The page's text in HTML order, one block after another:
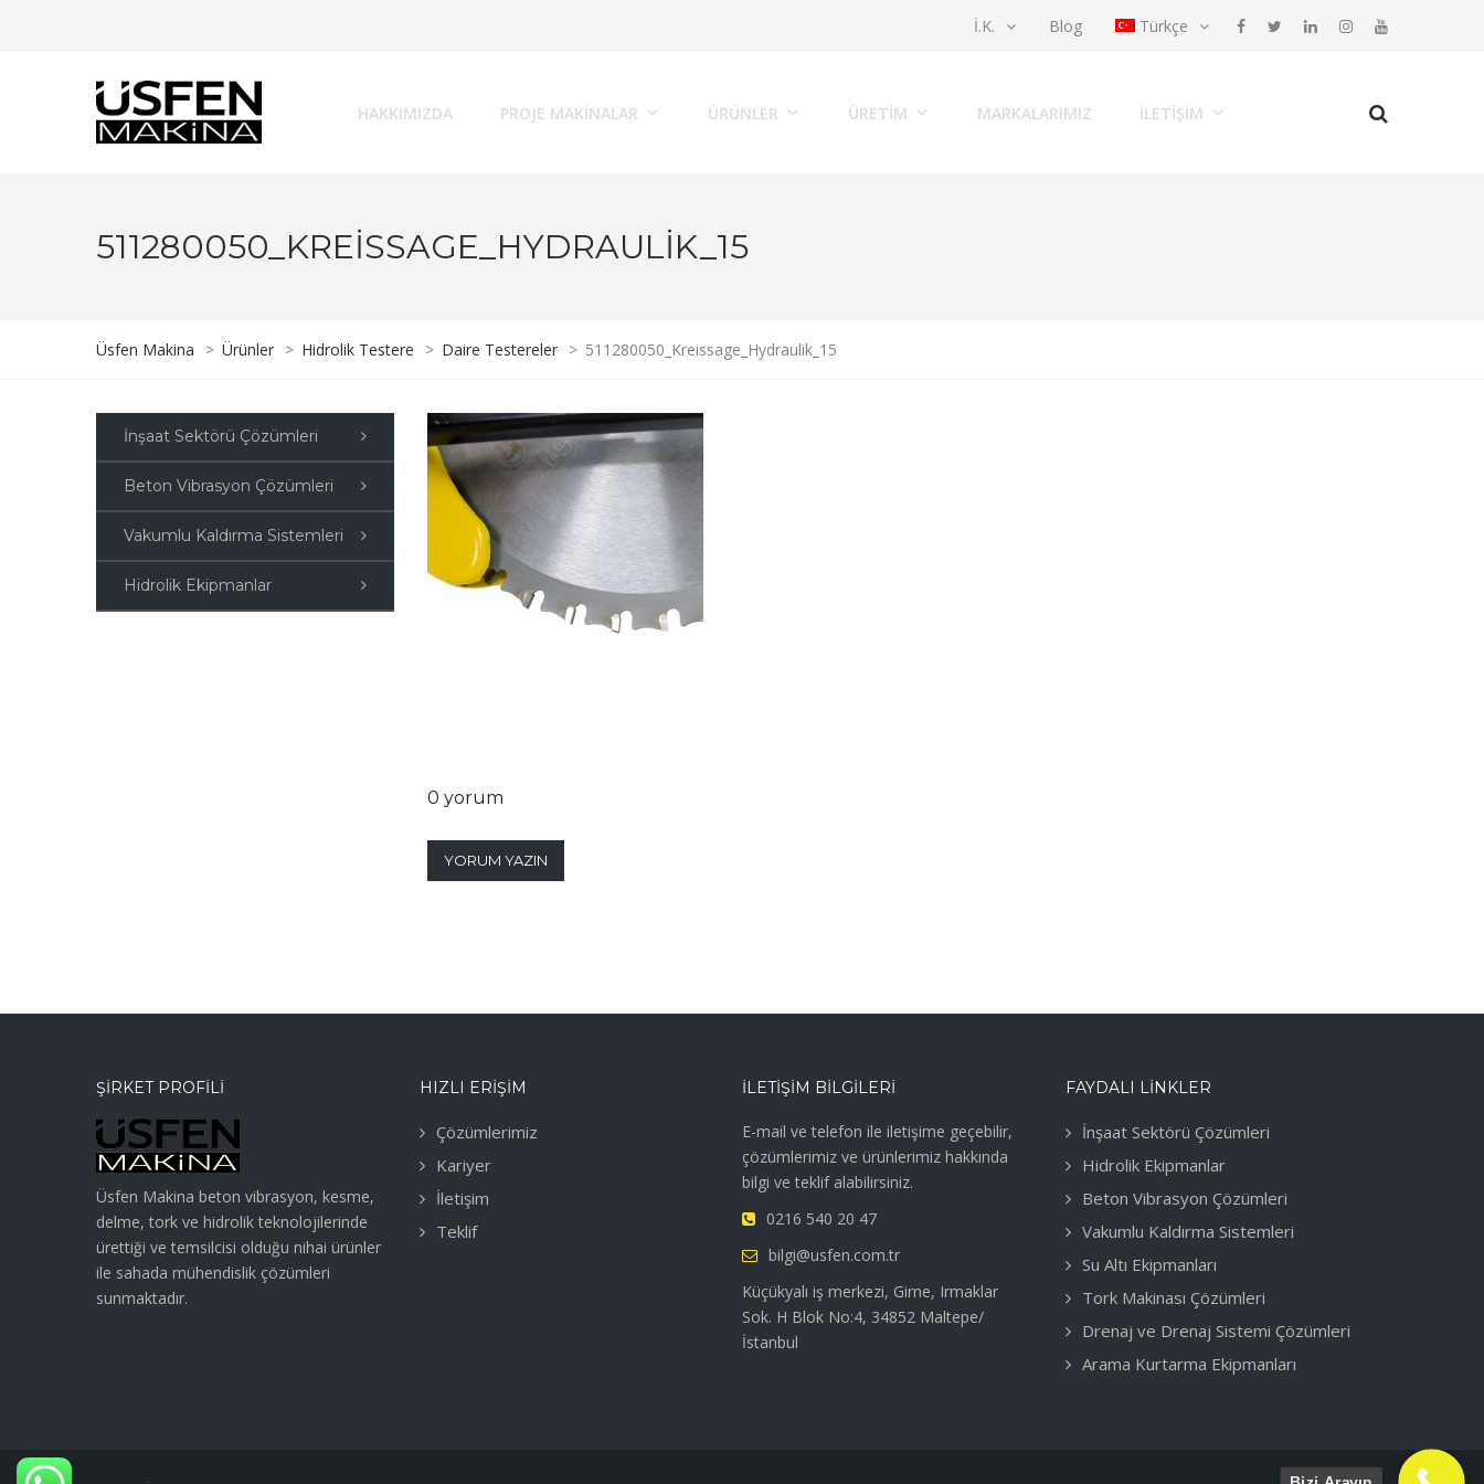
İ.K. Blog Türkçe
HAKKIMIZDA PROJE MAKINALAR ÜRÜNLER ÜRETİM MARKALARIMIZ İLETIŞIM
511280050_KREISSAGE_HYDRAULIK_15
Üsfen Makina > Ürünler > Hidrolik Testere > Daire Testereler > 511280050_Kreissage_Hydraulik_15
İnşaat Sektörü Çözümleri
Beton Vibrasyon Çözümleri
Vakumlu Kaldırma Sistemleri
Hidrolik Ekipmanlar
0 yorum
YORUM YAZIN
ŞIRKET PROFILI
Üsfen Makina beton vibrasyon, kesme,
delme, tork ve hidrolik teknolojilerinde
ürettiği ve temsilcisi olduğu nihai ürünler
ile sahada mühendislik çözümleri
sunmaktadır.
HIZLI ERIŞIM
Çözümlerimiz
Kariyer
İletişim
Teklif
İLETIŞIM BILGILERI
E-mail ve telefon ile iletişime geçebilir,
çözümlerimiz ve ürünlerimiz hakkında
bilgi ve teklif alabilirsiniz.
0216 540 20 47
bilgi@usfen.com.tr
Küçükyalı iş merkezi, Girne, Irmaklar
Sok. H Blok No:4, 34852 Maltepe/
İstanbul
FAYDALI LINKLER
İnşaat Sektörü Çözümleri
Hidrolik Ekipmanlar
Beton Vibrasyon Çözümleri
Vakumlu Kaldırma Sistemleri
Su Altı Ekipmanları
Tork Makinası Çözümleri
Drenaj ve Drenaj Sistemi Çözümleri
Arama Kurtarma Ekipmanları